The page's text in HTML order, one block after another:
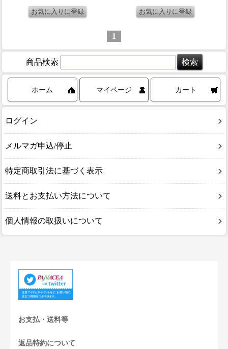
1
商品検索
ホーム マイページ カート
ログイン
メルマガ申込/停止
特定商取引法に基づく表示
送料とお支払い方法について
個人情報の取扱いについて
お支払・送料等
返品特約について